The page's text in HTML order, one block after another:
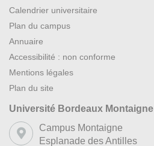
Calendrier universitaire
Plan du campus
Annuaire
Accessibilité : non conforme
Mentions légales
Plan du site
Université Bordeaux Montaigne
Campus Montaigne
Esplanade des Antilles